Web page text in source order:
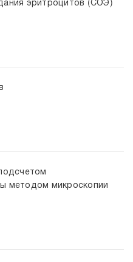
методом микроскопии